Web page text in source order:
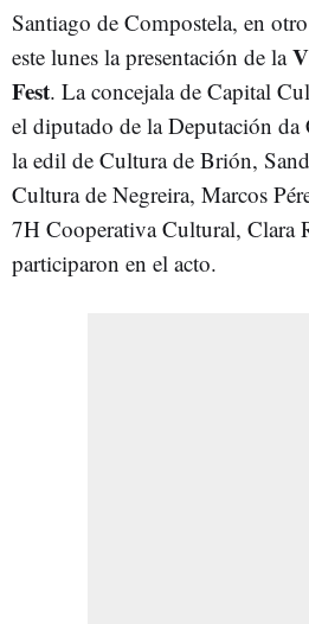
Santiago de Compostela, en
este lunes la presentación de la
Fest. La concejala de Capital
el diputado de la Deputación da
la edil de Cultura de Brión,
Cultura de Negreira, Marcos
7H Cooperativa Cultural, Clara
participaron en el acto.